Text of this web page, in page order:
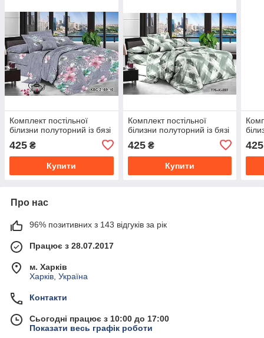
Комплект постільної
білизни полуторний із бязі
425 ₴
Купити
Комплект постільної
білизни полуторний із бязі
425₴
Купити
425
Про нас
96% позитивних з 143 відгуків за рік
Працює з 28.07.2017
м. Харків
Харків, Україна
Контакти
Сьогодні працює з 10:00 до 17:00
Показати весь графік роботи